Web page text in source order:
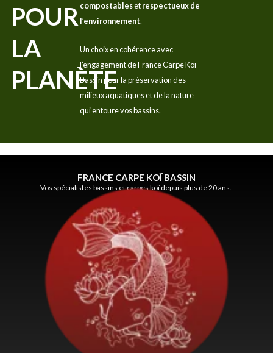
POUR
LA
PLANÈTE
compostablesetrespectueux de
l’environnement.
Un choix en cohérence avec
l’engagement de France Carpe Koï
Bassin pour la préservation des
milieux aquatiques et de la nature
qui entoure vos bassins.
FRANCE CARPE KOÏ BASSIN
Vos spécialistes bassins et carpes koï depuis plus de 20 ans.